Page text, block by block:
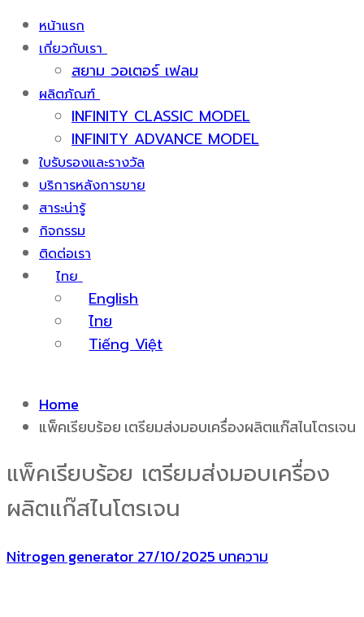
หน้าแรก
เกี่ยวกับเรา
สยาม วอเตอร์ เฟลม
ผลิตภัณฑ์
INFINITY CLASSIC MODEL
INFINITY ADVANCE MODEL
ใบรับรองและรางวัล
บริการหลังการขาย
สาระน่ารู้
กิจกรรม
ติดต่อเรา
ไทย
English
ไทย
Tiếng Việt
Home
แพ็คเรียบร้อย เตรียมส่งมอบเครื่องผลิตแก๊สไนโตรเจน
แพ็คเรียบร้อย เตรียมส่งมอบเครื่อง
ผลิตแก๊สไนโตรเจน
Nitrogen generator 27/10/2025 บทความ